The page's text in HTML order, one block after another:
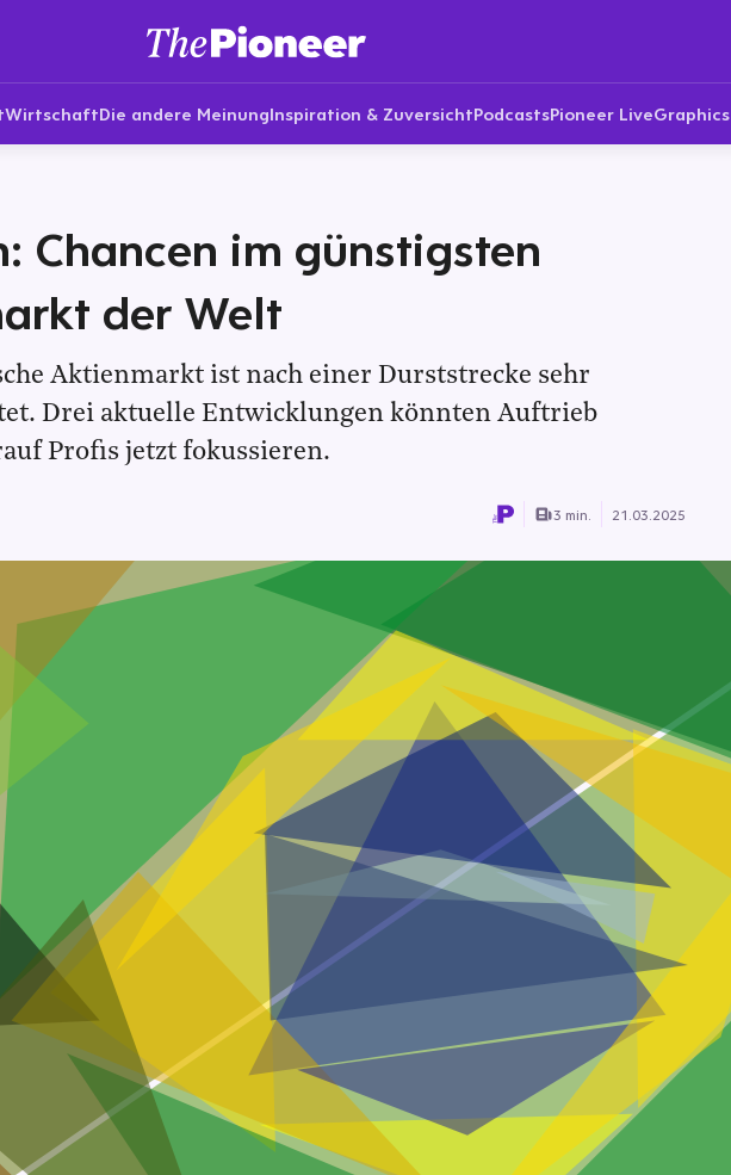
WirtschaftDie andere MeinungInspiration & ZuversichtPodcastsPioneer LiveGraphics
Chancen im günstigsten
der Welt
Aktienmarkt ist nach einer Durststrecke sehr
Drei aktuelle Entwicklungen könnten Auftrieb
Profis jetzt fokussieren.
3 min. 21.03.2025